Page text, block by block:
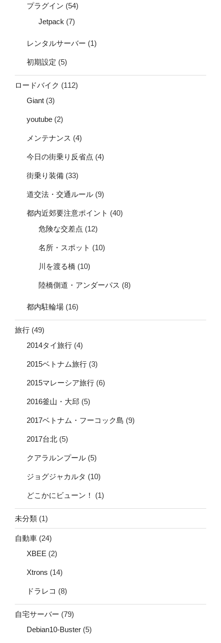
プラグイン (54)
Jetpack (7)
レンタルサーバー (1)
初期設定 (5)
ロードバイク (112)
Giant (3)
youtube (2)
メンテナンス (4)
今日の街乗り反省点 (4)
街乗り装備 (33)
道交法・交通ルール (9)
都内近郊要注意ポイント (40)
危険な交差点 (12)
名所・スポット (10)
川を渡る橋 (10)
陸橋側道・アンダーパス (8)
都内駐輪場 (16)
旅行 (49)
2014タイ旅行 (4)
2015ベトナム旅行 (3)
2015マレーシア旅行 (6)
2016釜山・大邱 (5)
2017ベトナム・フーコック島 (9)
2017台北 (5)
クアラルンプール (5)
ジョグジャカルタ (10)
どこかにビューン！ (1)
未分類 (1)
自動車 (24)
XBEE (2)
Xtrons (14)
ドラレコ (8)
自宅サーバー (79)
Debian10-Buster (5)